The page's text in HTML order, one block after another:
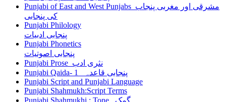
Punjabi of East and West Punjabs مشرقی اور مغربی پنجاب
کی پنجابی
Punjabi Philology
پنجابی ادبیات
Punjabi Phonetics
پنجابی اصوتیات
Punjabi Prose نثری ادب
Punjabi Qaida- 1 پنجابی قاعدہ
Punjabi Script and Punjabi Language
Punjabi Shahmukh:Script Terms
Punjabi Shahmukhi : Tone گمک